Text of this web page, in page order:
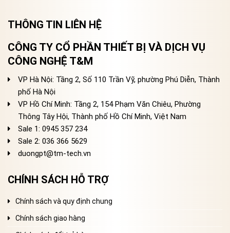
THÔNG TIN LIÊN HỆ
CÔNG TY CỔ PHẦN THIẾT BỊ VÀ DỊCH VỤ
CÔNG NGHỆ T&M
VP Hà Nội: Tầng 2, Số 110 Trần Vỹ, phường Phú Diễn, Thành
phố Hà Nội
VP Hồ Chí Minh: Tầng 2, 154 Phạm Văn Chiêu, Phường
Thông Tây Hội, Thành phố Hồ Chí Minh, Việt Nam
Sale 1: 0945 357 234
Sale 2: 036 366 5629
duongpt@tm-tech.vn
CHÍNH SÁCH HỖ TRỢ
Chính sách và quy định chung
Chính sách giao hàng